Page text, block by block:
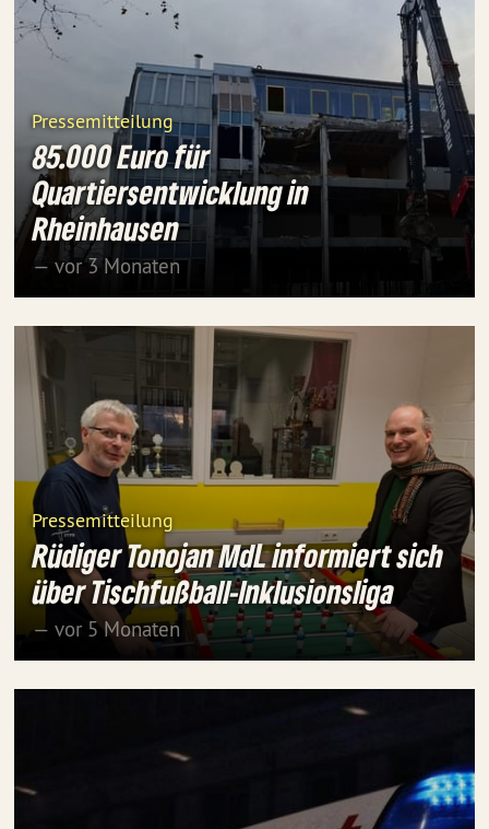
Pressemitteilung
85.000 Euro für
Quartiersentwicklung in
Rheinhausen
— vor 3 Monaten
Pressemitteilung
Rüdiger Tonojan MdL informiert sich
über Tischfußball-Inklusionsliga
— vor 5 Monaten